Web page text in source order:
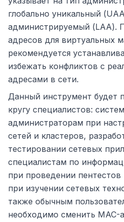
глобально уникальный
администрируемый (LAA).
адресов для виртуальных
рекомендуется
избежать конфликтов с
адресами в сети.
Данный инструмент будет
кругу специалистов:
администраторам при
сетей и кластеров,
тестировании сетевых
специалистам по
при проведении
при изучении сетевых
также обычным
необходимо сменить MAC-